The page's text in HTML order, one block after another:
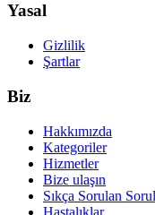
Yasal
Gizlilik
Şartlar
Biz
Hakkımızda
Kategoriler
Hizmetler
Bize ulaşın
Sıkça Sorulan
Hastalıklar